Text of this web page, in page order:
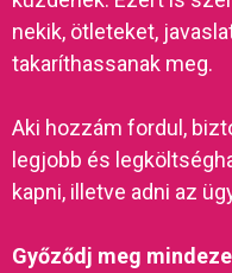
nekik, ötleteket,
takaríthassanak meg.
Aki hozzám fordul,
legjobb és
kapni, illetve adni az
Győződj meg